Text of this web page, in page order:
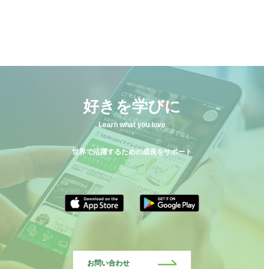
好きを学びに
Learn what you love
世界で活躍するための成長をサポート
お問い合わせ